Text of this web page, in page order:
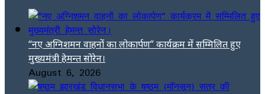
“नए अग्निशमन वाहनों का लोकार्पण” कार्यक्रम में सम्मिलित हुए
मुख्यमंत्री हेमन्त सोरेन।
August 6, 2026